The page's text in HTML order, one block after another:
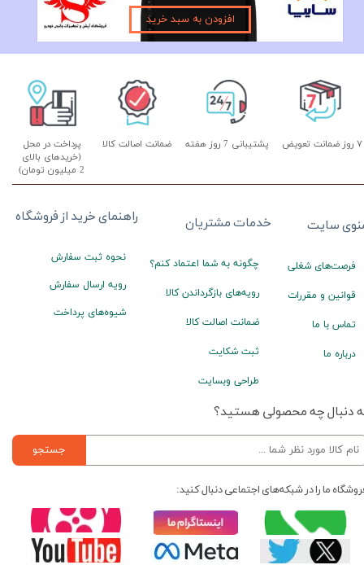
افزودن به سبد خرید
پشتیبانی 7 روز هفته
پرداخت در محل
(خریدهای بالای
2 میلیون تومان)
۷ روز ضمانت تعویض ضمانت اصالت کالا
راهنمای خرید از فروشگاه
نحوه ثبت سفارش
رویه ارسال سفارش
شیوه‌های پرداخت
خدمات مشتریان
چگونه به شما اعتماد کنم؟
رویه‌های بازگرداندن کالا
ضمانت اصالت کالا
ثبت شکایت
طراحی وبسایت
سایت
فرصت‌های شغلی
قوانین و مقررات
تماس با ما
درباره ما
دنبال چه محصولی هستید؟
جستجو
ما را در شبکه‌های اجتماعی دنبال کنید: